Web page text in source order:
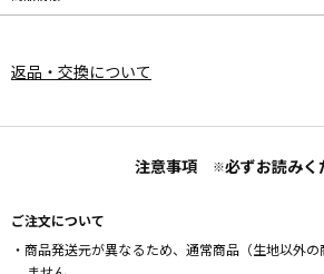
返品・交換について
注意事項 ※必ずお読みく
ご注文について
・商品発送元が異なるため、通常商品（生地以外